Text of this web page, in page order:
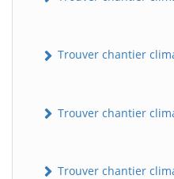
Trouver chantier
Trouver chantier
Trouver chantier